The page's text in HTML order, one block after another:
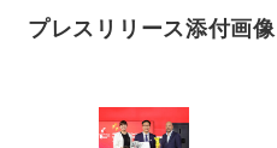
プレスリリース添付画像